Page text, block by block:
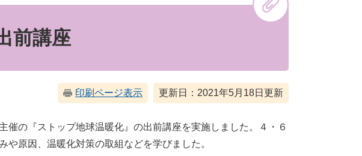
前講座
印刷ページ表示 更新日：2021年5月18日更新
の『ストップ地球温暖化』の出前講座を実施しました。４・６
や原因、温暖化対策の取組などを学びました。